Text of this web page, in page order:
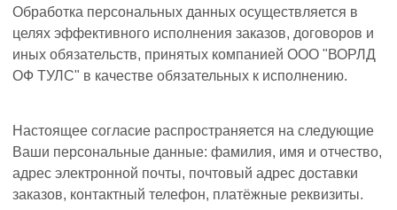
Обработка персональных данных осуществляется в
целях эффективного исполнения заказов, договоров и
иных обязательств, принятых компанией ООО "ВОРЛД
ОФ ТУЛС" в качестве обязательных к исполнению.
Настоящее согласие распространяется на следующие
Ваши персональные данные: фамилия, имя и отчество,
адрес электронной почты, почтовый адрес доставки
заказов, контактный телефон, платёжные реквизиты.